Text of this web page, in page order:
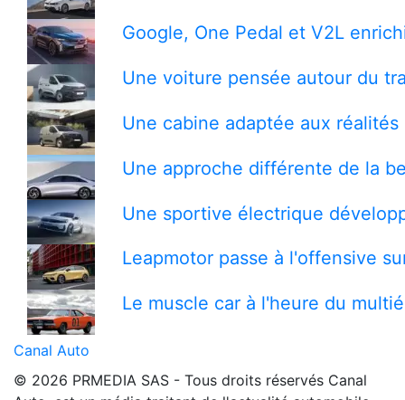
Google, One Pedal et V2L
Une voiture pensée autour du
Une cabine adaptée aux réalités
Une approche différente de la
Une sportive électrique
Leapmotor passe à l'offensive
Le muscle car à l'heure du
Canal Auto
© 2026 PRMEDIA SAS - Tous droits réservés Canal